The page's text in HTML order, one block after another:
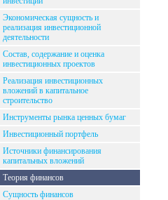
Экономическая сущность и
реализация инвестиционной
деятельности
Состав, содержание и оценка
инвестиционных проектов
Реализация инвестиционных
вложений в капитальное
строительство
Инструменты рынка ценных бумаг
Инвестиционный портфель
Источники финансирования
капитальных вложений
Теория финансов
Сущность финансов